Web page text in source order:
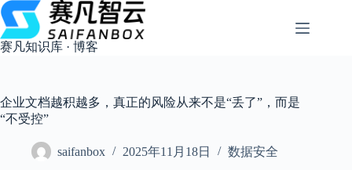
跳
过
内
容
赛凡知识库 · 博客
企业文档越积越多，真正的风险从来不是“丢了”，而是
“不受控”
saifanbox 2025年11月18日 数据安全